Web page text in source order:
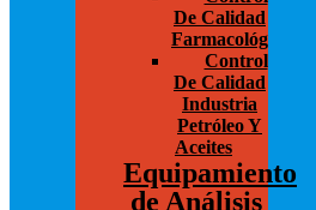
De Calidad
Farmacológico
Control
De Calidad
Industria
Petróleo Y
Aceites
Equipamiento
de Análisis